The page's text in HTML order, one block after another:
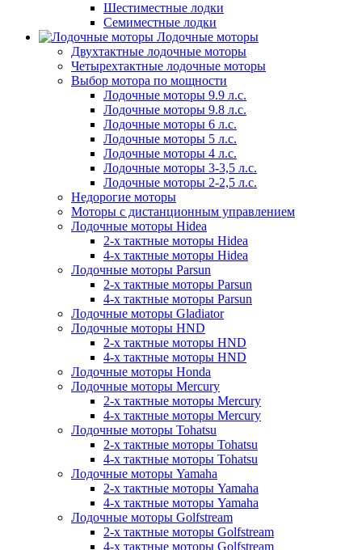
Шестиместные лодки
Семиместные лодки
Лодочные моторы
Двухтактные лодочные моторы
Четырехтактные лодочные моторы
Выбор мотора по мощности
Лодочные моторы 9.9 л.с.
Лодочные моторы 9.8 л.с.
Лодочные моторы 6 л.с.
Лодочные моторы 5 л.с.
Лодочные моторы 4 л.с.
Лодочные моторы 3-3,5 л.с.
Лодочные моторы 2-2,5 л.с.
Недорогие моторы
Моторы с дистанционным управлением
Лодочные моторы Hidea
2-х тактные моторы Hidea
4-х тактные моторы Hidea
Лодочные моторы Parsun
2-х тактные моторы Parsun
4-х тактные моторы Parsun
Лодочные моторы Gladiator
Лодочные моторы HND
2-х тактные моторы HND
4-х тактные моторы HND
Лодочные моторы Honda
Лодочные моторы Mercury
2-х тактные моторы Mercury
4-х тактные моторы Mercury
Лодочные моторы Tohatsu
2-х тактные моторы Tohatsu
4-х тактные моторы Tohatsu
Лодочные моторы Yamaha
2-х тактные моторы Yamaha
4-х тактные моторы Yamaha
Лодочные моторы Golfstream
2-х тактные моторы Golfstream
4-х тактные моторы Golfstream